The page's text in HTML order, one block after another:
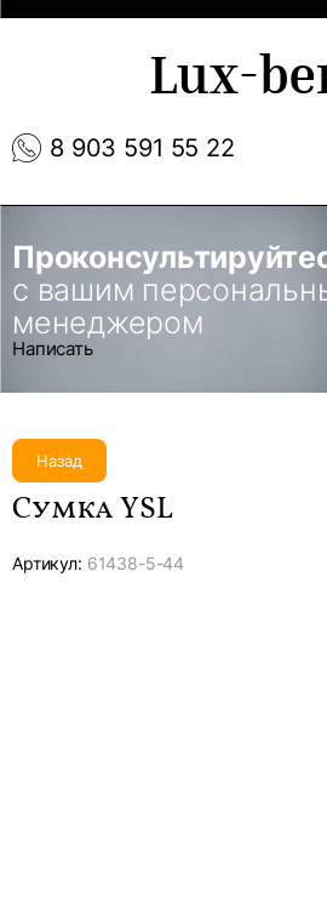
8 903 591 55 22
Lux-
с вашим
менеджером
Написать
Назад
Сумка YSL
Артикул: 61438-5-44